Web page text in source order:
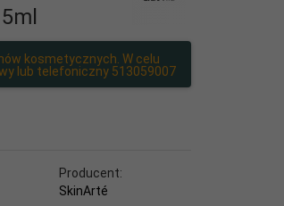
kosmetycznych. W celu
lub telefoniczny 513059007
Producent:
SkinArté